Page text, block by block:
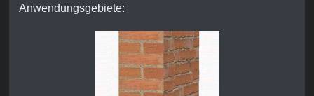
Anwendungsgebiete: